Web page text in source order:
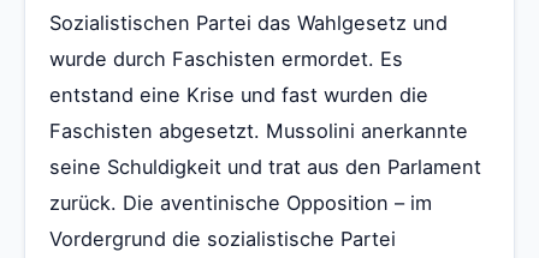
Sozialistischen Partei das Wahlgesetz und
wurde durch Faschisten ermordet. Es
entstand eine Krise und fast wurden die
Faschisten abgesetzt. Mussolini anerkannte
seine Schuldigkeit und trat aus den Parlament
zurück. Die aventinische Opposition – im
Vordergrund die sozialistische Partei